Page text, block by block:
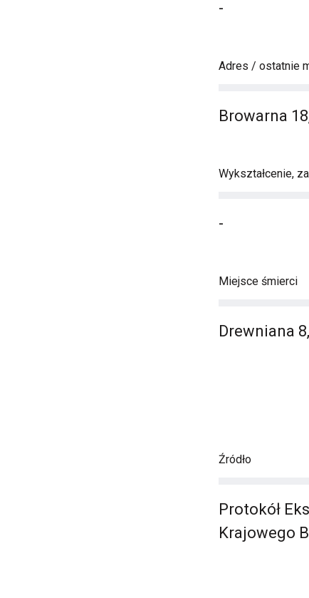
-
Adres / ostatnie
Browarna
Wykształcenie,
-
Miejsce śmierci
Drewniana
Źródło
Protokół
Krajowego